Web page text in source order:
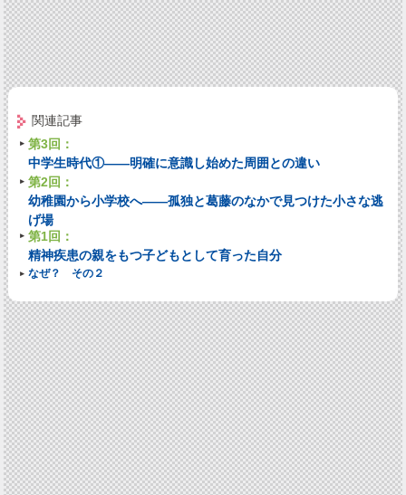
関連記事
第3回：
中学生時代①――明確に意識し始めた周囲との違い
第2回：
幼稚園から小学校へ――孤独と葛藤のなかで見つけた小さな逃
げ場
第1回：
精神疾患の親をもつ子どもとして育った自分
なぜ？ その２